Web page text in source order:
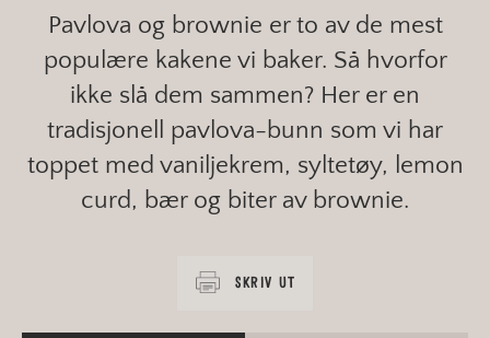
Pavlova og brownie er to av de mest
populære kakene vi baker. Så hvorfor
ikke slå dem sammen? Her er en
tradisjonell pavlova-bunn som vi har
toppet med vaniljekrem, syltetøy, lemon
curd, bær og biter av brownie.
SKRIV UT